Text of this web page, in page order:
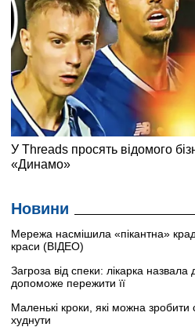
Новини
Мережа насмішила «пікантна»
краси (ВІДЕО)
Загроза від спеки: лікарка назвала
допоможе пережити її
Маленькі кроки, які можна зробити
худнути